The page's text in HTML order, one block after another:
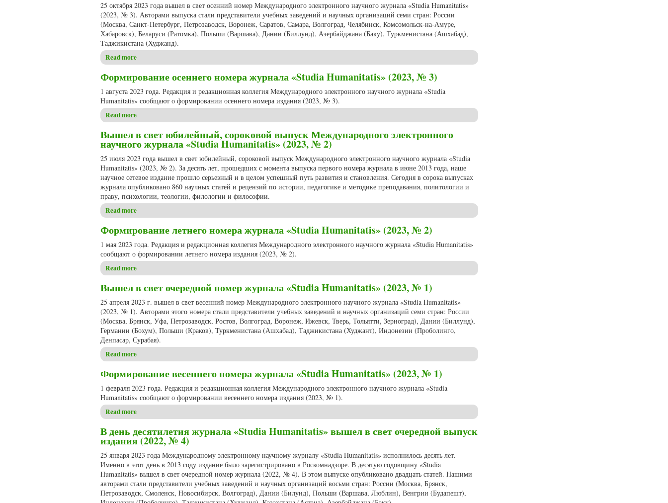
25 октября 2023 года вышел в свет осенний номер Международного электронного научного журнала «Studia Humanitatis»
(2023, № 3). Авторами выпуска стали представители учебных заведений и научных организаций семи стран: России
(Москва, Санкт-Петербург, Петрозаводск, Воронеж, Саратов, Самара, Волгоград, Челябинск, Комсомольск-на-Амуре,
Хабаровск), Беларуси (Ратомка), Польши (Варшава), Дании (Биллунд), Азербайджана (Баку), Туркменистана (Ашхабад),
Таджикистана (Худжанд).
Read more
Формирование осеннего номера журнала «Studia Humanitatis» (2023, № 3)
1 августа 2023 года. Редакция и редакционная коллегия Международного электронного научного журнала «Studia
Humanitatis» сообщают о формировании осеннего номера издания (2023, № 3).
Read more
Вышел в свет юбилейный, сороковой выпуск Международного электронного
научного журнала «Studia Humanitatis» (2023, № 2)
25 июля 2023 года вышел в свет юбилейный, сороковой выпуск Международного электронного научного журнала «Studia
Humanitatis» (2023, № 2). За десять лет, прошедших с момента выпуска первого номера журнала в июне 2013 года, наше
научное сетевое издание прошло серьезный и в целом успешный путь развития и становления. Сегодня в сорока выпусках
журнала опубликовано 860 научных статей и рецензий по истории, педагогике и методике преподавания, политологии и
праву, психологии, теологии, филологии и философии.
Read more
Формирование летнего номера журнала «Studia Humanitatis» (2023, № 2)
1 мая 2023 года. Редакция и редакционная коллегия Международного электронного научного журнала «Studia Humanitatis»
сообщают о формировании летнего номера издания (2023, № 2).
Read more
Вышел в свет очередной номер журнала «Studia Humanitatis» (2023, № 1)
25 апреля 2023 г. вышел в свет весенний номер Международного электронного научного журнала «Studia Humanitatis»
(2023, № 1). Авторами этого номера стали представители учебных заведений и научных организаций семи стран: России
(Москва, Брянск, Уфа, Петрозаводск, Ростов, Волгоград, Воронеж, Ижевск, Тверь, Тольятти, Зерноград), Дании (Биллунд),
Германии (Бохум), Польши (Краков), Туркменистана (Ашхабад), Таджикистана (Худжант), Индонезии (Проболинго,
Денпасар, Сурабая).
Read more
Формирование весеннего номера журнала «Studia Humanitatis» (2023, № 1)
1 февраля 2023 года. Редакция и редакционная коллегия Международного электронного научного журнала «Studia
Humanitatis» сообщают о формировании весеннего номера издания (2023, № 1).
Read more
В день десятилетия журнала «Studia Humanitatis» вышел в свет очередной выпуск
издания (2022, № 4)
25 января 2023 года Международному электронному научному журналу «Studia Humanitatis» исполнилось десять лет.
Именно в этот день в 2013 году издание было зарегистрировано в Роскомнадзоре. В десятую годовщину «Studia
Humanitatis» вышел в свет очередной номер журнала (2022, № 4). В этом выпуске опубликовано двадцать статей. Нашими
авторами стали представители учебных заведений и научных организаций восьми стран: России (Москва, Брянск,
Петрозаводск, Смоленск, Новосибирск, Волгоград), Дании (Билунд), Польши (Варшава, Люблин), Венгрии (Будапешт),